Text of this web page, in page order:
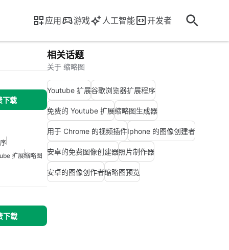
应用 游戏 人工智能 开发者
下载
扩展缩略图
下载
相关话题
关于 缩略图
Youtube 扩展谷歌浏览器扩展程序
免费的 Youtube 扩展缩略图生成器
用于 Chrome 的视频插件Iphone 的图像创建者
安卓的免费图像创建器照片制作器
安卓的图像创作者缩略图预览